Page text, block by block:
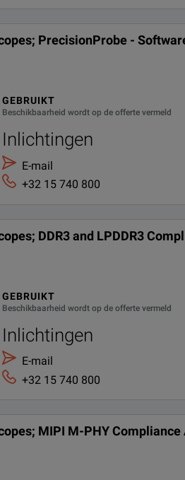
PrecisionProbe -
GEBRUIKT
Beschikbaarheid wordt op de offerte vermeld
Inlichtingen
E-mail
+32 15 740 800
DDR3 and LPDDR3
GEBRUIKT
Beschikbaarheid wordt op de offerte vermeld
Inlichtingen
E-mail
+32 15 740 800
MIPI M-PHY Compliance